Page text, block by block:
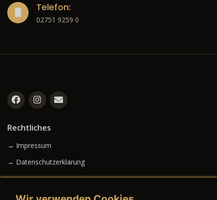
Telefon:
02751 9259 0
Rechtliches
→ Impressum
→ Datenschutzerklärung